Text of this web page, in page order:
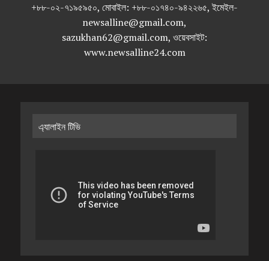
+৮৮-০২-৭১৯৫৯৫০, মোবাইল: +৮৮-০১৭৪০-৯৪২২৬৫, ইমেইল-
newsalline@gmail.com,
sazukhan62@gmail.com, ওয়েবসাইট:
www.newsalline24.com
এ্যালাইন টিভি